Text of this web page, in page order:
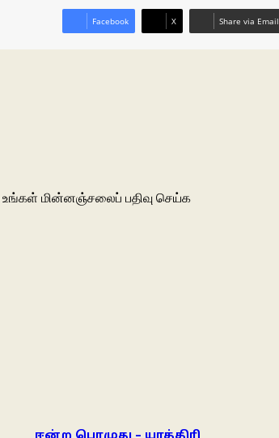
Facebook X Share via Email
மின்னஞ்சலைப் பதிவு செய்க